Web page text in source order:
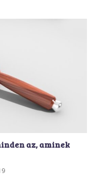
az, aminek